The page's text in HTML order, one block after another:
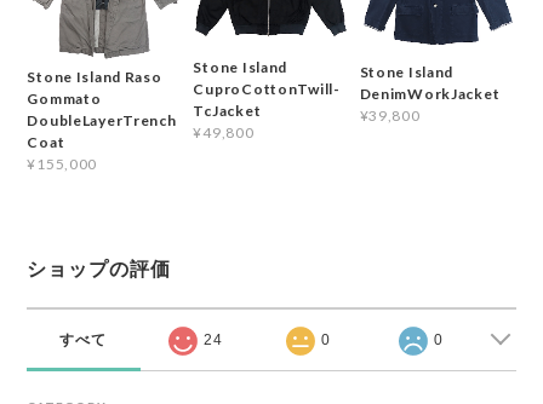
Stone Island Raso
Gommato
DoubleLayerTrench
Coat
¥155,000
Stone Island
CuproCottonTwill-
TcJacket
¥49,800
Stone Island
DenimWorkJacket
¥39,800
ショップの評価
すべて 24 0 0